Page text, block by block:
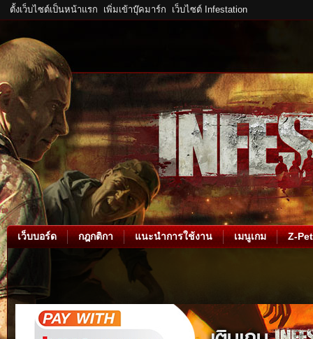
ตั้งเว็บไซต์เป็นหน้าแรก เพิ่มเข้าบุ๊คมาร์ก เว็บไซต์ Infestation
เว็บบอร์ด กฎกติกา แนะนำการใช้งาน เมนูเกม Z-Pet